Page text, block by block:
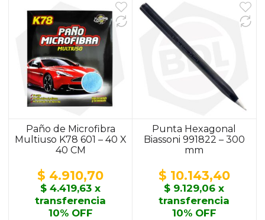
Paño de Microfibra
Multiuso K78 601 – 40 X
40 CM
$ 4.910,70
$ 4.419,63 x
transferencia
10% OFF
Punta Hexagonal
Biassoni 991822 – 300
mm
$ 10.143,40
$ 9.129,06 x
transferencia
10% OFF